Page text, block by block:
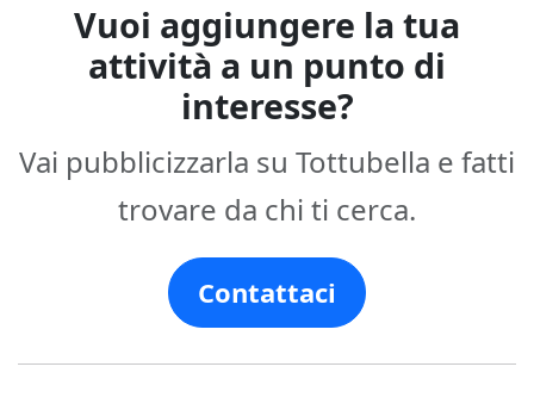
Vuoi aggiungere la tua
attività a un punto di
interesse?
Vai pubblicizzarla su Tottubella e fatti
trovare da chi ti cerca.
Contattaci